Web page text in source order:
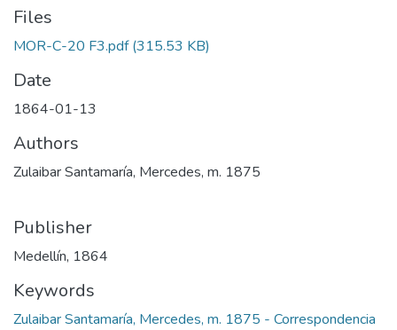
Files
MOR-C-20 F3.pdf(315.53 KB)
Date
1864-01-13
Authors
Zulaibar Santamaría, Mercedes, m. 1875
Publisher
Medellín, 1864
Keywords
Zulaibar Santamaría, Mercedes, m. 1875 - Correspondencia